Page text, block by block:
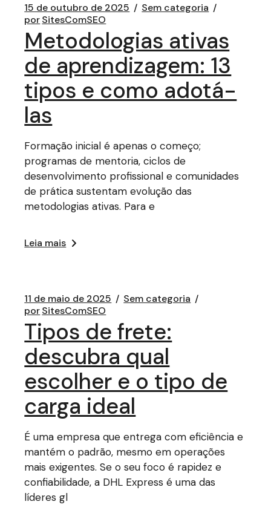
15 de outubro de 2025
Sem categoria
porSitesComSEO
Metodologias ativas
de aprendizagem: 13
tipos e como adotá-
las
Formação inicial é apenas o começo;
programas de mentoria, ciclos de
desenvolvimento profissional e comunidades
de prática sustentam evolução das
metodologias ativas. Para e
Leia mais
11 de maio de 2025
Sem categoria
porSitesComSEO
Tipos de frete:
descubra qual
escolher e o tipo de
carga ideal
É uma empresa que entrega com eficiência e
mantém o padrão, mesmo em operações
mais exigentes. Se o seu foco é rapidez e
confiabilidade, a DHL Express é uma das
líderes gl